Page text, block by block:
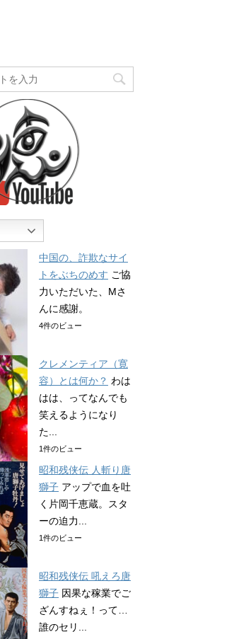
中国の、詐欺なサイ
トをぶちのめす ご協
力いただいた、Mさ
んに感謝。
4件のビュー
クレメンティア（寛
容）とは何か？ わは
はは、ってなんでも
笑えるようになり
た...
1件のビュー
昭和残侠伝 人斬り唐
獅子 アップで血を吐
く片岡千恵蔵。スタ
ーの迫力...
1件のビュー
昭和残侠伝 吼えろ唐
獅子 因果な稼業でご
ざんすねぇ！って…
誰のセリ...